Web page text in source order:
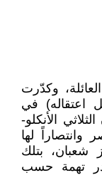
وكدّرت
اعتقاله) في
العدوان الثلاثي الأنكلو-
لها
شعبان، بتلك
تهمة حسب